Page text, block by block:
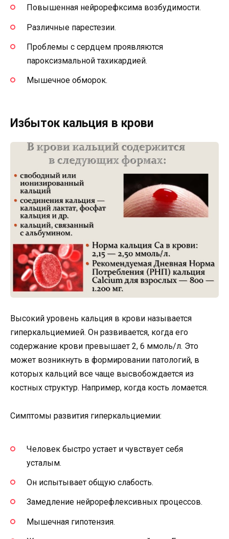
Повышенная нейрорефксима возбудимости.
Различные парестезии.
Проблемы с сердцем проявляются
пароксизмальной тахикардией.
Мышечное обморок.
Избыток кальция в крови
Высокий уровень кальция в крови называется
гиперкальциемией. Он развивается, когда его
содержание крови превышает 2, 6 ммоль/л. Это
может возникнуть в формировании патологий, в
которых кальций все чаще высвобождается из
костных структур. Например, когда кость ломается.
Симптомы развития гиперкальциемии:
Человек быстро устает и чувствует себя
усталым.
Он испытывает общую слабость.
Замедление нейрорефлексивных процессов.
Мышечная гипотензия.